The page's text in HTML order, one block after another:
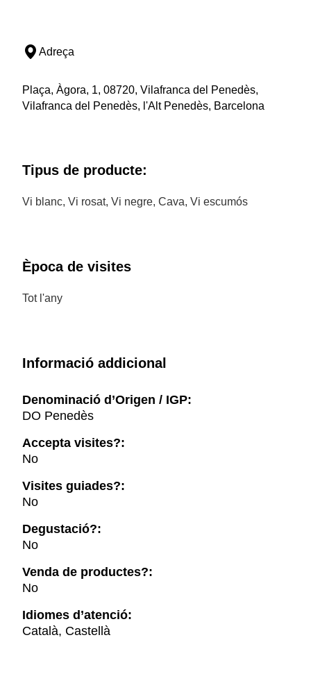
Adreça
Plaça, Àgora, 1, 08720, Vilafranca del Penedès,
Vilafranca del Penedès, l'Alt Penedès, Barcelona
Tipus de producte:
Vi blanc, Vi rosat, Vi negre, Cava, Vi escumós
Època de visites
Tot l'any
Informació addicional
Denominació d’Origen / IGP:
DO Penedès
Accepta visites?:
No
Visites guiades?:
No
Degustació?:
No
Venda de productes?:
No
Idiomes d’atenció:
Català, Castellà